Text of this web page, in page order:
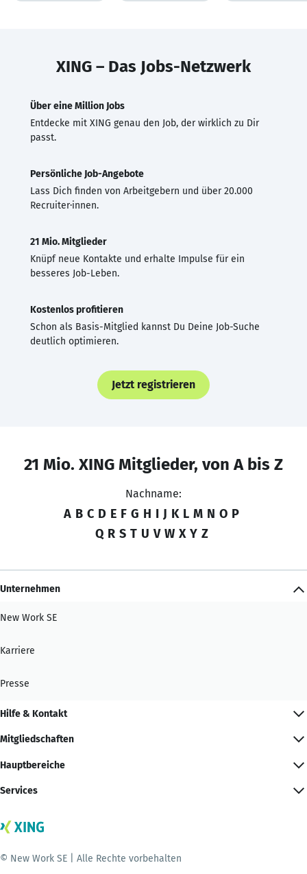
XING – Das Jobs-Netzwerk
Über eine Million Jobs
Entdecke mit XING genau den Job, der wirklich zu Dir
passt.
Persönliche Job-Angebote
Lass Dich finden von Arbeitgebern und über 20.000
Recruiter·innen.
21 Mio. Mitglieder
Knüpf neue Kontakte und erhalte Impulse für ein
besseres Job-Leben.
Kostenlos profitieren
Schon als Basis-Mitglied kannst Du Deine Job-Suche
deutlich optimieren.
Jetzt registrieren
21 Mio. XING Mitglieder, von A bis Z
Nachname:
A B C D E F G H I J K L M N O P
Q R S T U V W X Y Z
Unternehmen
New Work SE
Karriere
Presse
Hilfe & Kontakt
Mitgliedschaften
Hauptbereiche
Services
© New Work SE | Alle Rechte vorbehalten